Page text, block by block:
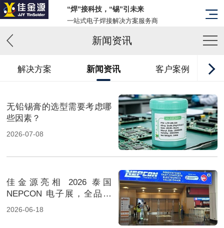
“焊”接科技，“锡”引未来
一站式电子焊接解决方案服务商
新闻资讯
解决方案 新闻资讯 客户案例
无铅锡膏的选型需要考虑哪
些因素？
2026-07-08
佳金源亮相 2026 泰国
NEPCON 电子展，全品类
焊料重磅展出，高性能锡膏
2026-06-18